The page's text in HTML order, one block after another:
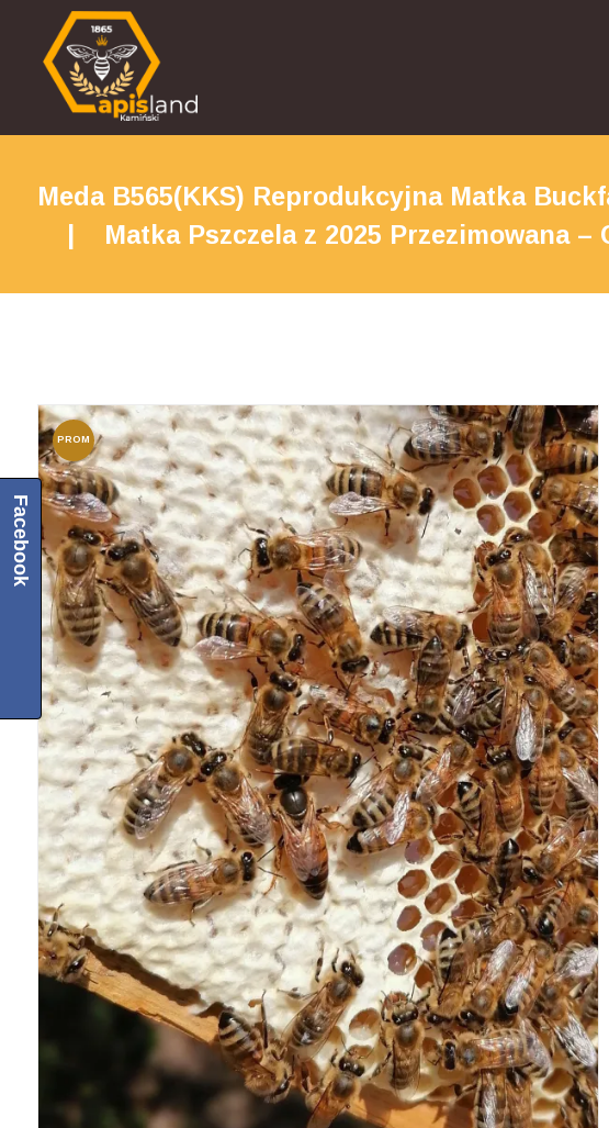
Meda B565(KKS) Reprodukcyjna Matka
Matka Pszczela z 2025 Przezimowana
PROM
OCJA!
Facebook